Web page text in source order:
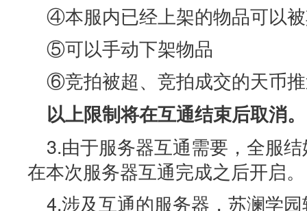
④本服内已经上架的物品可以
⑤可以手动下架物品
⑥竞拍被超、竞拍成交的天币
以上限制将在互通结束后取消。
3.由于服务器互通需要，全服
在本次服务器互通完成之后开启。
4.涉及互通的服务器，苏澜学